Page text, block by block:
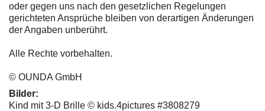
oder gegen uns nach den gesetzlichen Regelungen
gerichteten Ansprüche bleiben von derartigen Änderungen
der Angaben unberührt.
Alle Rechte vorbehalten.
© OUNDA GmbH
Bilder:
Kind mit 3-D Brille © kids.4pictures #3808279